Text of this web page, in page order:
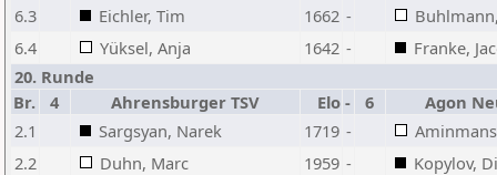
6.3
Eichler, Tim 1662 -
6.4
Yüksel, Anja 1642 -
Franke,
20. Runde
Br.
4 Ahrensburger TSV Elo - 6
Agon
2.1
Sargsyan, Narek 1719 -
2.2
Duhn, Marc 1959 -
Kopylov,